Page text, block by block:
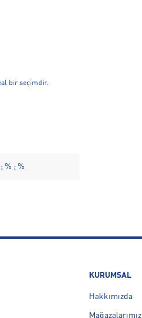
bir seçimdir.
% ; %
KURUMSAL
Hakkımızda
Mağazalarımız